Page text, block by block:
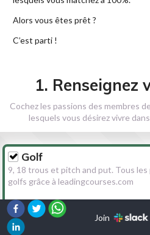
Alors vous êtes prêt ?
C’est parti !
1. Renseignez
Cochez les passions des membres
lesquels vous désirez vivre
Golf
9, 18 trous et pitch and put. Tous les
golfs grâce à leadingcourses.com
Randonnée
Join